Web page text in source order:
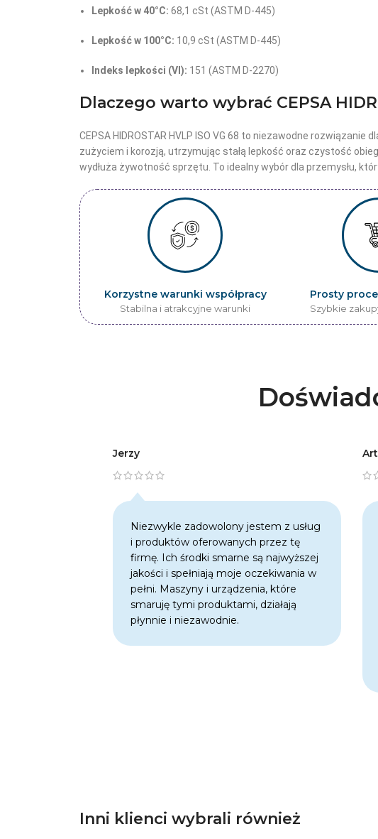
Lepkość w 40°C: 68,1 cSt (ASTM D-445)
Lepkość w 100°C: 10,9 cSt (ASTM D-445)
Indeks lepkości (VI): 151 (ASTM D-2270)
Dlaczego warto wybrać CEPSA
CEPSA HIDROSTAR HVLP ISO VG 68 to niezawodne
zużyciem i korozją, utrzymując stałą lepkość oraz czystość
wydłuża żywotność sprzętu. To idealny wybór dla przemysłu,
Korzystne warunki współpracy
Stabilna i atrakcyjne warunki
Prosty
Szybkie
Jerzy
Niezwykle zadowolony jestem z usług
i produktów oferowanych przez tę
firmę. Ich środki smarne są najwyższej
jakości i spełniają moje oczekiwania w
pełni. Maszyny i urządzenia, które
smaruję tymi produktami, działają
płynnie i niezawodnie.
Inni klienci wybrali również